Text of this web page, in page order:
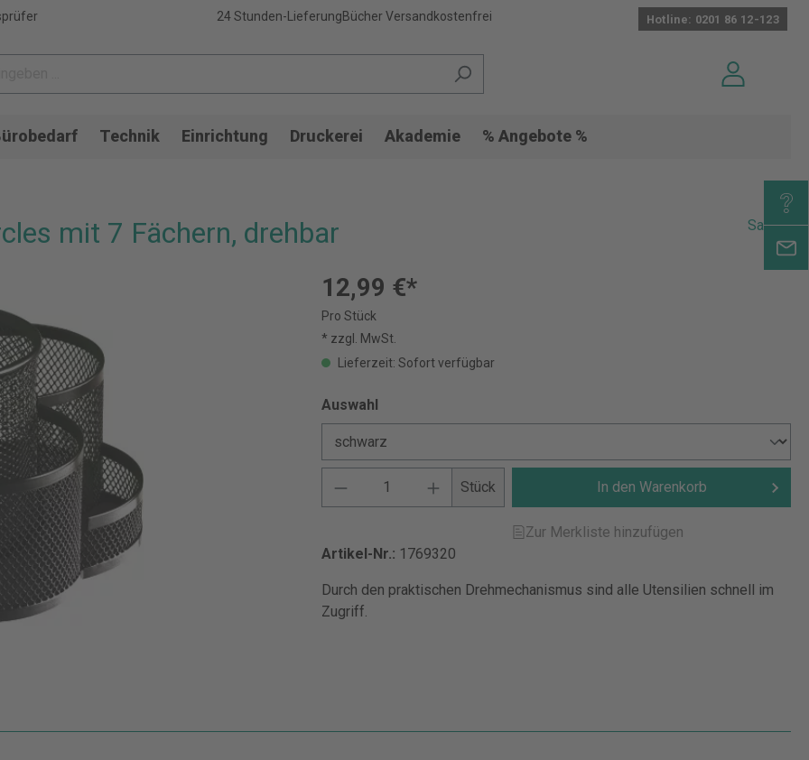
24 Stunden-LieferungBücher Versandkostenfrei Hotline: 0201 86 12-123
Technik Einrichtung Druckerei Akademie % Angebote %
mit 7 Fächern, drehbar Sakota
12,99 €*
Pro Stück
* zzgl. MwSt.
Lieferzeit: Sofort verfügbar
Auswahl
Stück In den Warenkorb
Zur Merkliste hinzufügen
Artikel-Nr.: 1769320
Durch den praktischen Drehmechanismus sind alle Utensilien schnell im
Zugriff.